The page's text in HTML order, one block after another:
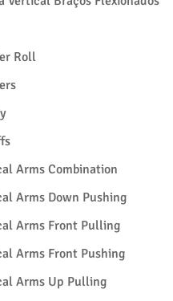
Roll
Arms Combination
Arms Down Pushing
Arms Front Pulling
Arms Front Pushing
Arms Up Pulling